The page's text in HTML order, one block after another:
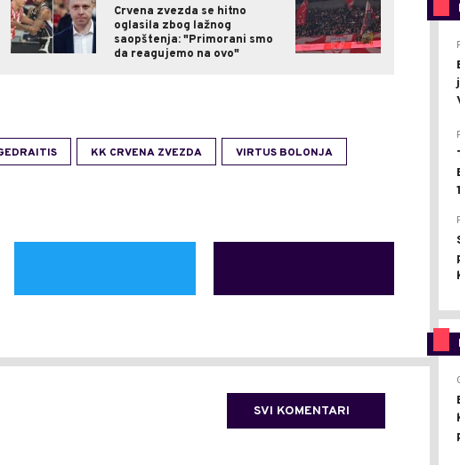
Crvena zvezda se hitno
oglasila zbog lažnog
saopštenja: "Primorani smo
da reagujemo na ovo"
KK CRVENA ZVEZDA VIRTUS BOLONJA
SVI KOMENTARI